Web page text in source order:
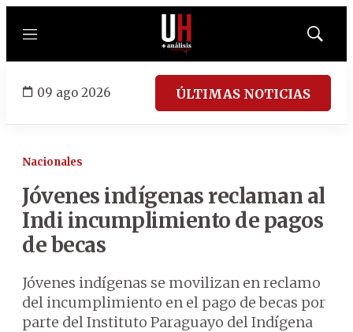
Menú
Mostrar
09 ago 2026 ÚLTIMAS NOTICIAS
Nacionales
Jóvenes indígenas reclaman al
Indi incumplimiento de pagos
de becas
Jóvenes indígenas se movilizan en reclamo
del incumplimiento en el pago de becas por
parte del Instituto Paraguayo del Indígena